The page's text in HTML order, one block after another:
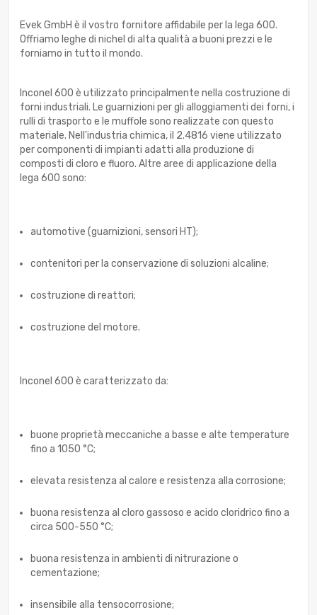
Evek GmbH è il vostro fornitore affidabile per la lega 600.
Offriamo leghe di nichel di alta qualità a buoni prezzi e le
forniamo in tutto il mondo.
Inconel 600 è utilizzato principalmente nella costruzione di
forni industriali. Le guarnizioni per gli alloggiamenti dei forni, i
rulli di trasporto e le muffole sono realizzate con questo
materiale. Nell'industria chimica, il 2.4816 viene utilizzato
per componenti di impianti adatti alla produzione di
composti di cloro e fluoro. Altre aree di applicazione della
lega 600 sono:
automotive (guarnizioni, sensori HT);
contenitori per la conservazione di soluzioni alcaline;
costruzione di reattori;
costruzione del motore.
Inconel 600 è caratterizzato da:
buone proprietà meccaniche a basse e alte temperature
fino a 1050 °C;
elevata resistenza al calore e resistenza alla corrosione;
buona resistenza al cloro gassoso e acido cloridrico fino a
circa 500-550 °C;
buona resistenza in ambienti di nitrurazione o
cementazione;
insensibile alla tensocorrosione;